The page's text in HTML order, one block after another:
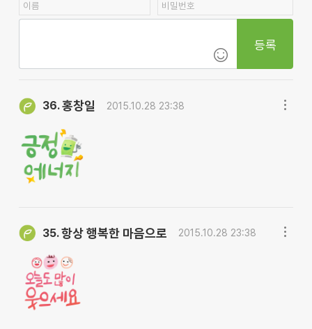
등록
36.홍창일 2015.10.28 23:38
35.항상 행복한 마음으로 2015.10.28 23:38